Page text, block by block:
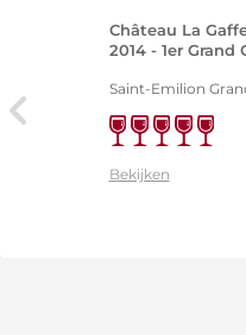
Château La
2014 - 1er Grand
Saint-Emilion
Bekijken